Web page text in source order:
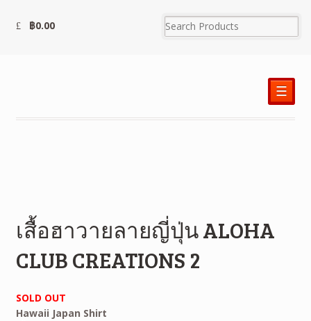
฿0.00
☰
เสื้อฮาวายลายญี่ปุ่น ALOHA
CLUB CREATIONS 2
SOLD OUT
Hawaii Japan Shirt